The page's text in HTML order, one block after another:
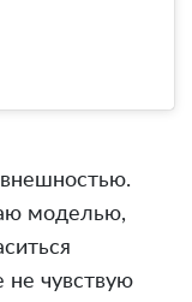
моделью,
не чувствую